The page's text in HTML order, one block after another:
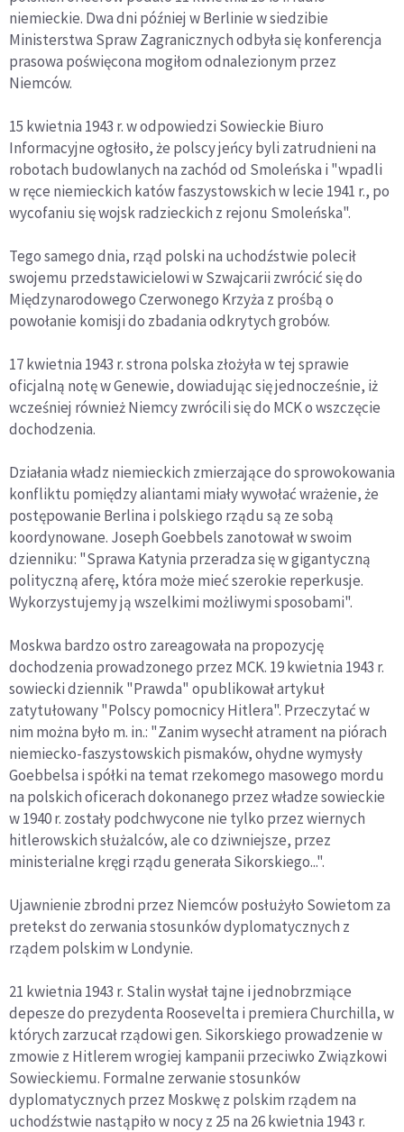
niemieckie. Dwa dni później w Berlinie w siedzibie
Ministerstwa Spraw Zagranicznych odbyła się konferencja
prasowa poświęcona mogiłom odnalezionym przez
Niemców.
15 kwietnia 1943 r. w odpowiedzi Sowieckie Biuro
Informacyjne ogłosiło, że polscy jeńcy byli zatrudnieni na
robotach budowlanych na zachód od Smoleńska i "wpadli
w ręce niemieckich katów faszystowskich w lecie 1941 r., po
wycofaniu się wojsk radzieckich z rejonu Smoleńska".
Tego samego dnia, rząd polski na uchodźstwie polecił
swojemu przedstawicielowi w Szwajcarii zwrócić się do
Międzynarodowego Czerwonego Krzyża z prośbą o
powołanie komisji do zbadania odkrytych grobów.
17 kwietnia 1943 r. strona polska złożyła w tej sprawie
oficjalną notę w Genewie, dowiadując się jednocześnie, iż
wcześniej również Niemcy zwrócili się do MCK o wszczęcie
dochodzenia.
Działania władz niemieckich zmierzające do sprowokowania
konfliktu pomiędzy aliantami miały wywołać wrażenie, że
postępowanie Berlina i polskiego rządu są ze sobą
koordynowane. Joseph Goebbels zanotował w swoim
dzienniku: "Sprawa Katynia przeradza się w gigantyczną
polityczną aferę, która może mieć szerokie reperkusje.
Wykorzystujemy ją wszelkimi możliwymi sposobami".
Moskwa bardzo ostro zareagowała na propozycję
dochodzenia prowadzonego przez MCK. 19 kwietnia 1943 r.
sowiecki dziennik "Prawda" opublikował artykuł
zatytułowany "Polscy pomocnicy Hitlera". Przeczytać w
nim można było m. in.: "Zanim wysechł atrament na piórach
niemiecko-faszystowskich pismaków, ohydne wymysły
Goebbelsa i spółki na temat rzekomego masowego mordu
na polskich oficerach dokonanego przez władze sowieckie
w 1940 r. zostały podchwycone nie tylko przez wiernych
hitlerowskich służalców, ale co dziwniejsze, przez
ministerialne kręgi rządu generała Sikorskiego...".
Ujawnienie zbrodni przez Niemców posłużyło Sowietom za
pretekst do zerwania stosunków dyplomatycznych z
rządem polskim w Londynie.
21 kwietnia 1943 r. Stalin wysłał tajne i jednobrzmiące
depesze do prezydenta Roosevelta i premiera Churchilla, w
których zarzucał rządowi gen. Sikorskiego prowadzenie w
zmowie z Hitlerem wrogiej kampanii przeciwko Związkowi
Sowieckiemu. Formalne zerwanie stosunków
dyplomatycznych przez Moskwę z polskim rządem na
uchodźstwie nastąpiło w nocy z 25 na 26 kwietnia 1943 r.